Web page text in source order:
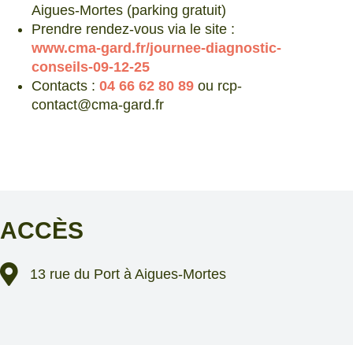
Aigues-Mortes (parking gratuit)
Prendre rendez-vous via le site :
www.cma-gard.fr/journee-diagnostic-
conseils-09-12-25
Contacts : 04 66 62 80 89 ou rcp-
contact@cma-gard.fr
ACCÈS
13 rue du Port à Aigues-Mortes